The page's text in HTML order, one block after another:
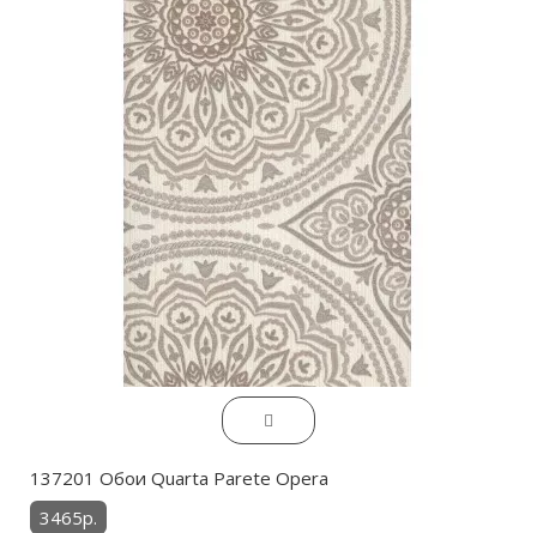
137201 Обои Quarta Parete Opera
3465р.